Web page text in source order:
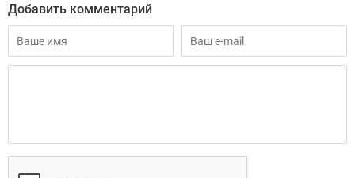
Добавить комментарий